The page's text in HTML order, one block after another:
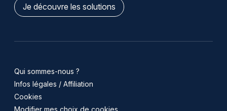
Je découvre les solutions
Qui sommes-nous ?
Infos légales / Affiliation
Cookies